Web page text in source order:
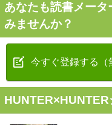
あなたも読書メー
みませんか？
今すぐ登録する（
HUNTER×HUNTER